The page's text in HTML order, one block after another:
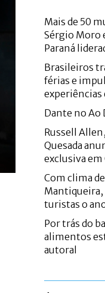
Mais de 50
Sérgio Moro
Paraná
Brasileiros
férias e
Dante no
Russell
Quesada
exclusiva
Com clima
Mantiqueira,
turistas o
Por trás do
alimentos
autoral